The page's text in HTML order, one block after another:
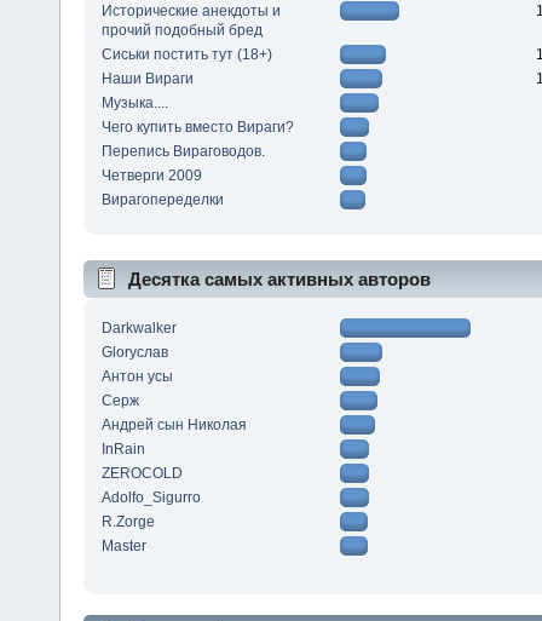
Исторические анекдоты и
прочий подобный бред
Сиськи постить тут (18+)
Наши Вираги
Музыка....
Чего купить вместо Вираги?
Перепись Вираговодов.
Четверги 2009
Вирагопеределки
Десятка самых активных авторов
Darkwalker
Gloryслав
Антон усы
Серж
Андрей сын Николая
InRain
ZEROCOLD
Adolfo_Sigurro
R.Zorge
Master